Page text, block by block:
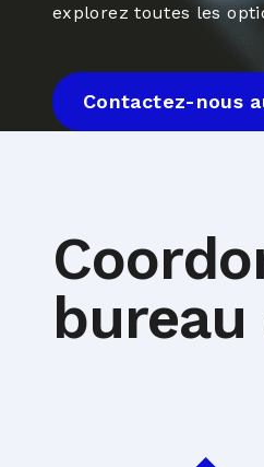
explorez toutes les
Contactez-nous
bureau